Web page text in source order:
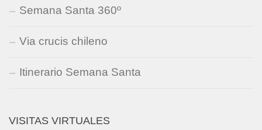
Semana Santa 360º
Via crucis chileno
Itinerario Semana Santa
VISITAS VIRTUALES